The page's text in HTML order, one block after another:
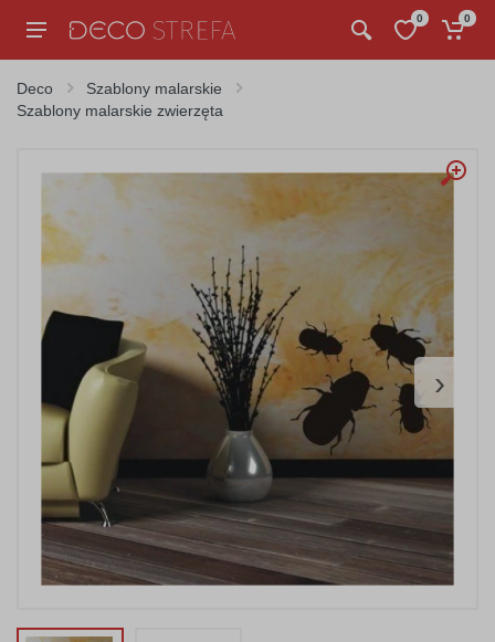
0 0
Deco
Szablony malarskie
Szablony malarskie zwierzęta
›